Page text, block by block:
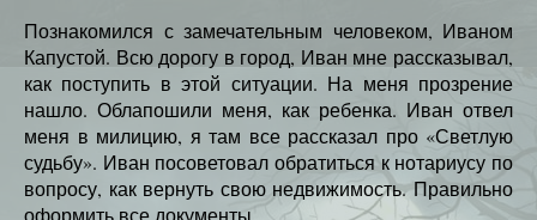
Познакомился с замечательным человеком, Иваном
Капустой. Всю дорогу в город, Иван мне рассказывал,
как поступить в этой ситуации. На меня прозрение
нашло. Облапошили меня, как ребенка. Иван отвел
меня в милицию, я там все рассказал про «Светлую
судьбу». Иван посоветовал обратиться к нотариусу по
вопросу, как вернуть свою недвижимость. Правильно